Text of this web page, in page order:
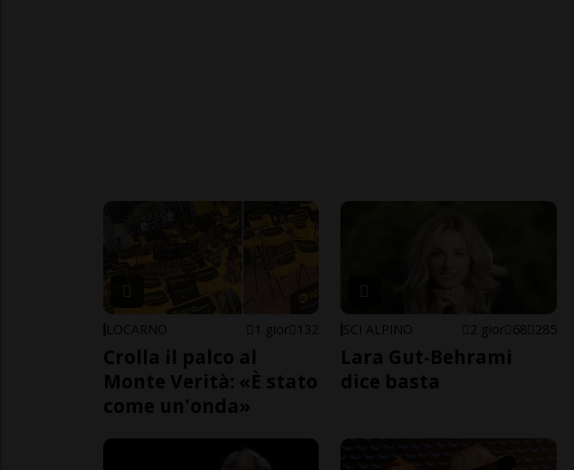
LOCARNO 1 gior 132
Crolla il palco al
Monte Verità: «È stato
come un'onda»
SCI ALPINO 2 gior 68 285
Lara Gut-Behrami
dice basta